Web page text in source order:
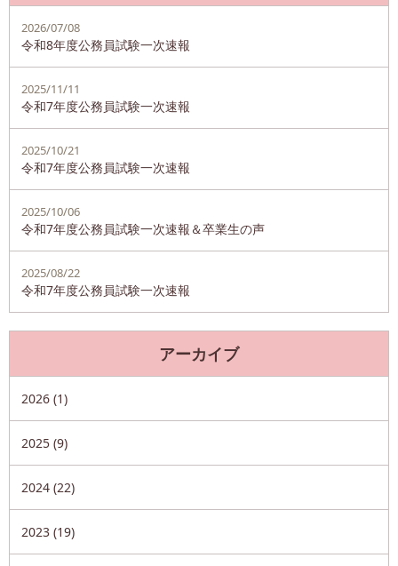
2026/07/08
令和8年度公務員試験一次速報
2025/11/11
令和7年度公務員試験一次速報
2025/10/21
令和7年度公務員試験一次速報
2025/10/06
令和7年度公務員試験一次速報＆卒業生の声
2025/08/22
令和7年度公務員試験一次速報
アーカイブ
2026 (1)
2025 (9)
2024 (22)
2023 (19)